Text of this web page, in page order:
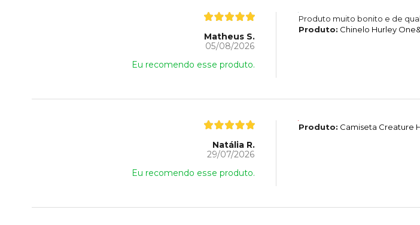
Matheus S.
05/08/2026
Eu recomendo esse produto.
Produto muito bonito e de
Produto: Chinelo Hurley
Natália R.
29/07/2026
Eu recomendo esse produto.
Produto: Camiseta Creature